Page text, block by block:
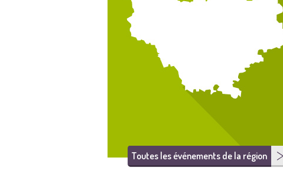
Toutes les événements de la région